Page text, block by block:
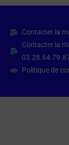
Contacter la
Contacter la
Politique de